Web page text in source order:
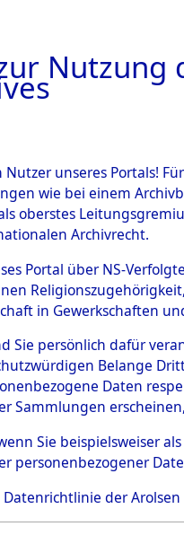
unbekannte
und unbekannte
0002 (84609276)
Nutzung
unseres Portals!
wie bei einem
oberstes
Archivrecht.
Portal über NS-
in Gewerkschaften
Sie persönlich dafür
Belange
Daten
Sammlungen
Sie beispielsweiser
personenbezogener
der Arolsen